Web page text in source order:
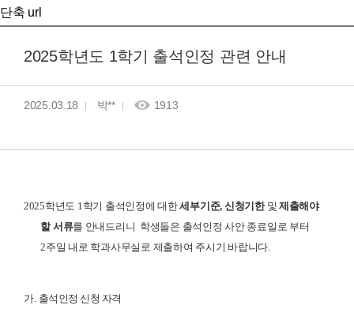
단축 url
2025학년도 1학기 출석인정 관련 안내
2025.03.18 박** 1913
2025학년도 1 학기 출석인정에 대한세부기준, 신청기한 및 제출해야
할 서류를 안내드리니 학생들은 출석인정 사안 종료일로 부터
2주일 내로 학과사무실로 제출하여 주시기 바랍니다.
가. 출석인정 신청 자격